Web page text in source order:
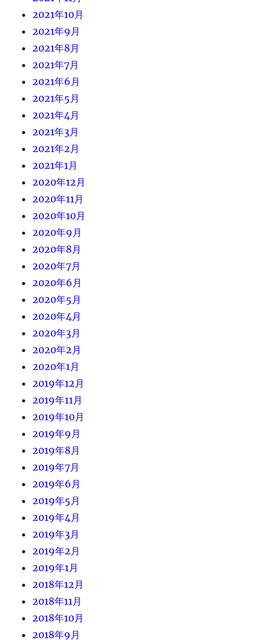
2021年10月
2021年9月
2021年8月
2021年7月
2021年6月
2021年5月
2021年4月
2021年3月
2021年2月
2021年1月
2020年12月
2020年11月
2020年10月
2020年9月
2020年8月
2020年7月
2020年6月
2020年5月
2020年4月
2020年3月
2020年2月
2020年1月
2019年12月
2019年11月
2019年10月
2019年9月
2019年8月
2019年7月
2019年6月
2019年5月
2019年4月
2019年3月
2019年2月
2019年1月
2018年12月
2018年11月
2018年10月
2018年9月